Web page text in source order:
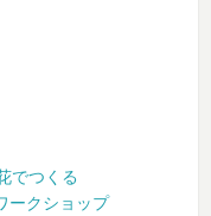
でつくる
ークショップ